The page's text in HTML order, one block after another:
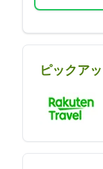
ピックア